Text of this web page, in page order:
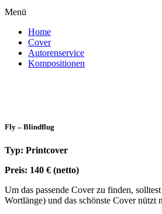
Menü
Home
Cover
Autorenservice
Kompositionen
Fly – Blindflug
Typ: Printcover
Preis: 140 € (netto)
Um das passende Cover zu finden,
Wortlänge) und das schönste Cover